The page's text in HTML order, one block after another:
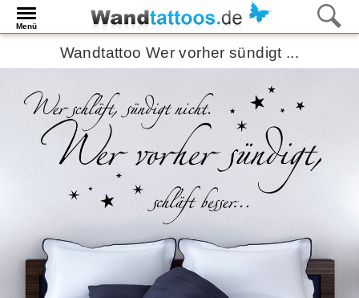
Menü
Wandtattoo Wer vorher sündigt ...